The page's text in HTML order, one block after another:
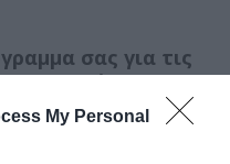
My Personal
σας για τις
του Δήμου;